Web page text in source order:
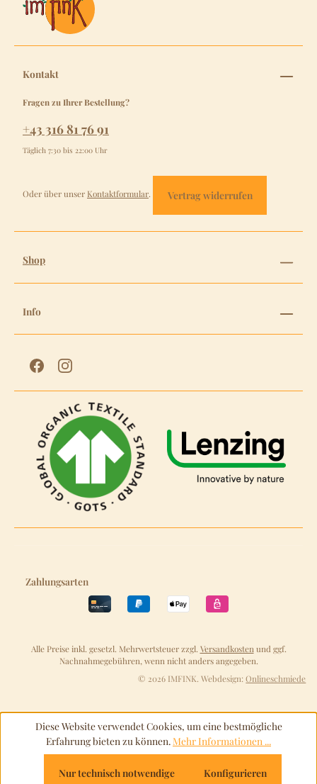
Kontakt
Fragen zu Ihrer Bestellung?
+43 316 81 76 91
Täglich 7:30 bis 22:00 Uhr
Oder über unser Kontaktformular. Vertrag widerrufen
Shop
Info
Zahlungsarten
Alle Preise inkl. gesetzl. Mehrwertsteuer zzgl. Versandkosten und ggf.
Nachnahmegebühren, wenn nicht anders angegeben.
© 2026 IMFINK. Webdesign:Onlineschmiede
Diese Website verwendet Cookies, um eine bestmögliche
Erfahrung bieten zu können.Mehr Informationen ...
Nur technisch notwendige Konfigurieren